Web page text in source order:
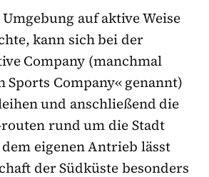
auf aktive Weise
kann sich bei der
Company (manchmal
Sports Company« genannt)
und anschließend die
rund um die Stadt
eigenen Antrieb lässt
der Südküste besonders